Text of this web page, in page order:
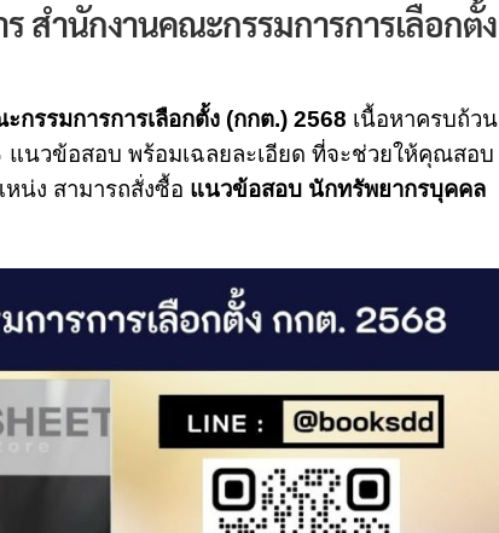
ำนักงานคณะกรรมการการเลือกตั้ง
รรมการการเลือกตั้ง (กกต.) 2568 เนื้อหาครบถ้วน
นวข้อสอบ พร้อมเฉลยละเอียด ที่จะช่วยให้คุณสอบ
น่ง สามารถสั่งซื้อ แนวข้อสอบ นักทรัพยากรบุคคล